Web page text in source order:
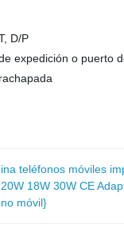
D/P
expedición o puerto
teléfonos móviles
18W 30W CE
móvil}